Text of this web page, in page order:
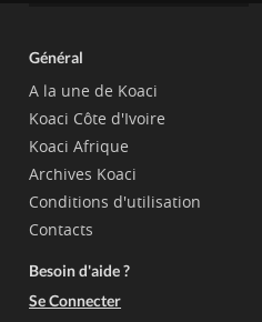
Général
A la une de Koaci
Koaci Côte d'Ivoire
Koaci Afrique
Archives Koaci
Conditions d'utilisation
Contacts
Besoin d'aide ?
Se Connecter